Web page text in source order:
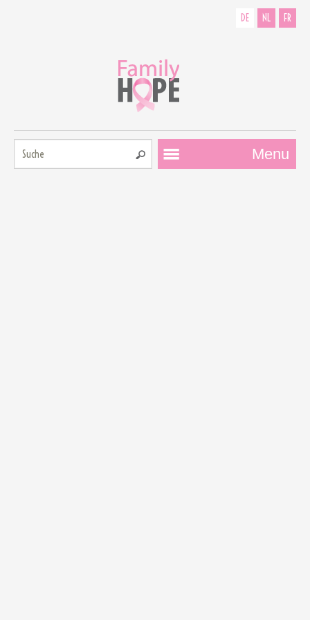
DE NL FR
Menu